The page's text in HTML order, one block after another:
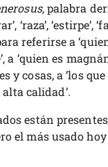
palabra
‘raza’, ‘estirpe’,
referirse a
‘quien es
y cosas, a ‘los
alta calidad’.
están
el más usado hoy